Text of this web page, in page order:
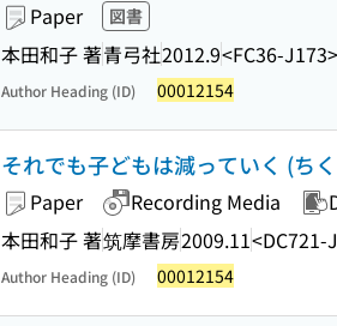
Paper 図書
本田和子 著青弓社2012.9<FC36-J173>
Author Heading (ID) 00012154
それでも子どもは減っていく (ち
Paper Recording Media
本田和子 著筑摩書房2009.11<DC721-
Author Heading (ID) 00012154